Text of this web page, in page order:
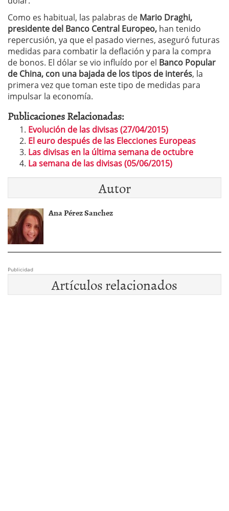
Como es habitual, las palabras de Mario Draghi,
presidente del Banco Central Europeo, han tenido
repercusión, ya que el pasado viernes, aseguró futuras
medidas para combatir la deflación y para la compra
de bonos. El dólar se vio influído por el Banco Popular
de China, con una bajada de los tipos de interés, la
primera vez que toman este tipo de medidas para
impulsar la economía.
Publicaciones Relacionadas:
Evolución de las divisas (27/04/2015)
El euro después de las Elecciones Europeas
Las divisas en la última semana de octubre
La semana de las divisas (05/06/2015)
Autor
Ana Pérez Sanchez
Publicidad
Artículos relacionados